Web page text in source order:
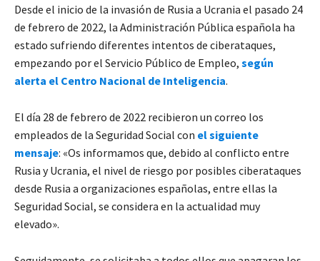
Desde el inicio de la invasión de Rusia a Ucrania el pasado 24
de febrero de 2022, la Administración Pública española ha
estado sufriendo diferentes intentos de ciberataques,
empezando por el Servicio Público de Empleo, según
alerta el Centro Nacional de Inteligencia.
El día 28 de febrero de 2022 recibieron un correo los
empleados de la Seguridad Social con el siguiente
mensaje: «Os informamos que, debido al conflicto entre
Rusia y Ucrania, el nivel de riesgo por posibles ciberataques
desde Rusia a organizaciones españolas, entre ellas la
Seguridad Social, se considera en la actualidad muy
elevado».